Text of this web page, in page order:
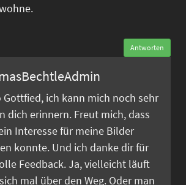
Antworten
Gottfied, ich kann mich noch sehr
dich erinnern. Freut mich, dass
Interesse für meine Bilder
konnte. Und ich danke dir für
Feedback. Ja, vielleicht läuft
mal über den Weg. Oder man